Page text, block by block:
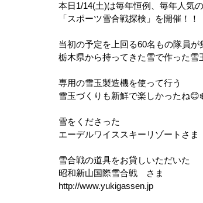
本日1/14(土)は毎年恒例、毎年人気
「スポーツ雪合戦探検」を開催！！
当初の予定を上回る60名もの隊員が
栃木県から持ってきた雪で作った雪
専用の雪玉製造機を使って行う
雪玉づくりも新鮮で楽しかったね
雪をくださった
エーデルワイススキーリゾートさま
雪合戦の道具をお貸しいただいた
昭和新山国際雪合戦　さま
http://www.yukigassen.jp